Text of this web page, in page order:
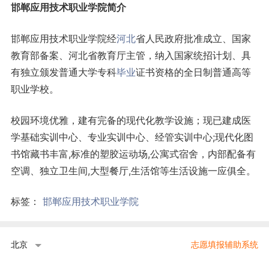
邯郸应用技术职业学院简介
邯郸应用技术职业学院经河北省人民政府批准成立、国家
教育部备案、河北省教育厅主管，纳入国家统招计划、具
有独立颁发普通大学专科毕业证书资格的全日制普通高等
职业学校。
校园环境优雅，建有完备的现代化教学设施；现已建成医
学基础实训中心、专业实训中心、经管实训中心;现代化图
书馆藏书丰富,标准的塑胶运动场,公寓式宿舍，内部配备有
空调、独立卫生间,大型餐厅,生活馆等生活设施一应俱全。
标签： 邯郸应用技术职业学院
北京 志愿填报辅助系统